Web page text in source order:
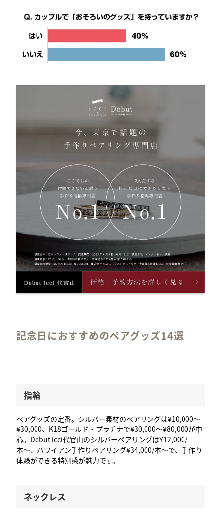
記念日におすすめのペアグッズ14選
指輪
ペアグッズの定番。シルバー素材のペアリングは¥10,000〜
¥30,000、K18ゴールド・プラチナで¥30,000〜¥80,000が中
心。Debut icci代官山のシルバーペアリングは¥12,000/
本〜、ハワイアン手作りペアリング¥34,000/本〜で、手作り
体験ができる特別感が魅力です。
ネックレス